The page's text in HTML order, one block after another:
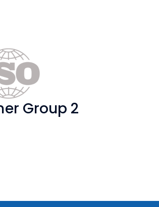
Group 2